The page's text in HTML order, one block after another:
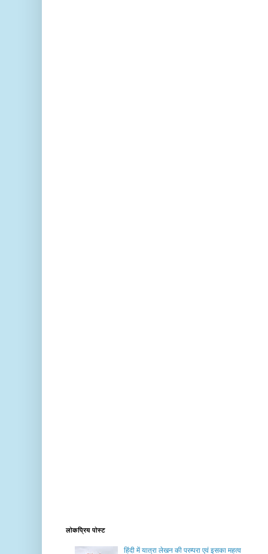
लोकप्रिय पोस्ट
हिंदी में यात्रा लेखन की परम्परा एवं इसका महत्व